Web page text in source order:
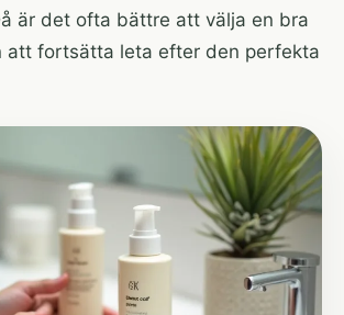
är det ofta bättre att välja en bra
att fortsätta leta efter den perfekta